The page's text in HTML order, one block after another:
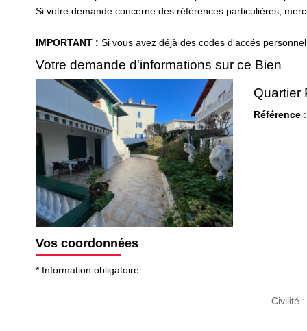
Si votre demande concerne des références particulières,
IMPORTANT : Si vous avez déjà des codes d'accés
Votre demande d'informations sur ce Bien
Quartier
Référence:
Vos coordonnées
* Information obligatoire
Civilité :